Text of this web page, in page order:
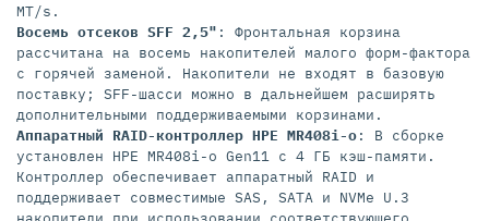
MT/s.
Восемь отсеков SFF 2,5" : Фронтальная корзина
рассчитана на восемь накопителей малого форм-фактора
с горячей заменой. Накопители не входят в базовую
поставку; SFF-шасси можно в дальнейшем расширять
дополнительными поддерживаемыми корзинами.
Аппаратный RAID-контроллер HPE MR408i-o: В сборке
установлен HPE MR408i-o Gen11 с 4 ГБ кэш-памяти.
Контроллер обеспечивает аппаратный RAID и
поддерживает совместимые SAS, SATA и NVMe U.3